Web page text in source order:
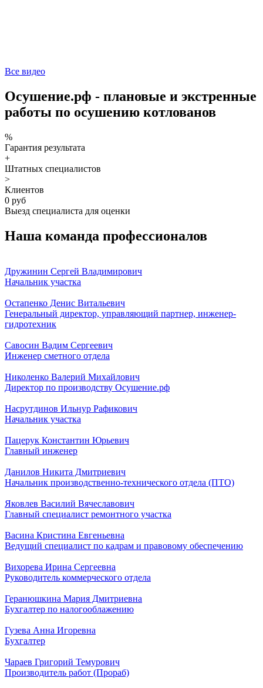
Все видео
Осушение.рф - плановые и экстренные
работы по осушению котлованов
%
Гарантия результата
+
Штатных специалистов
>
Клиентов
0 руб
Выезд специалиста для оценки
Наша команда профессионалов
Дружинин Сергей Владимирович
Начальник участка
Остапенко Денис Витальевич
Генеральный директор, управляющий партнер, инженер-
гидротехник
Савосин Вадим Сергеевич
Инженер сметного отдела
Николенко Валерий Михайлович
Директор по производству Осушение.рф
Насрутдинов Ильнур Рафикович
Начальник участка
Пацерук Константин Юрьевич
Главный инженер
Данилов Никита Дмитриевич
Начальник производственно-технического отдела (ПТО)
Яковлев Василий Вячеславович
Главный специалист ремонтного участка
Васина Кристина Евгеньевна
Ведущий специалист по кадрам и правовому обеспечению
Вихорева Ирина Сергеевна
Руководитель коммерческого отдела
Геранюшкина Мария Дмитриевна
Бухгалтер по налогооблажению
Гузева Анна Игоревна
Бухгалтер
Чараев Григорий Темурович
Производитель работ (Прораб)